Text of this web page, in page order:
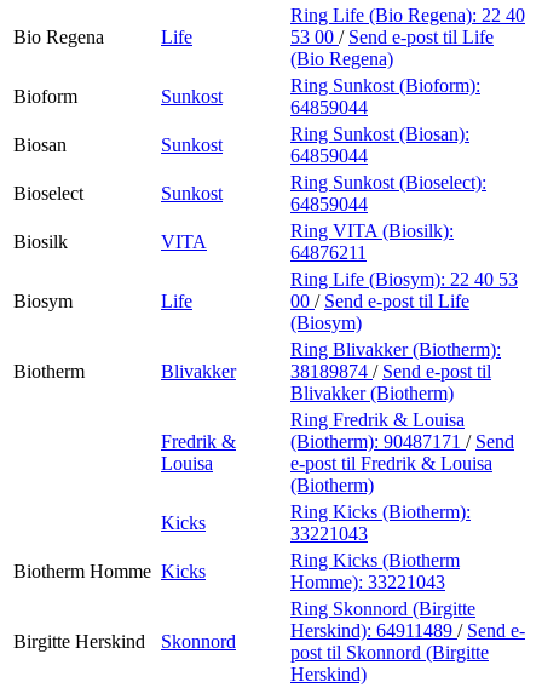
Bio Regena Life
Ring Life (Bio Regena): 22 40
53 00 / Send e-post til Life
(Bio Regena)
Bioform
Sunkost
Ring Sunkost (Bioform):
64859044
Biosan
Sunkost
Ring Sunkost (Biosan):
64859044
Bioselect
Sunkost
Ring Sunkost (Bioselect):
64859044
Biosilk
VITA
Ring VITA (Biosilk):
64876211
Biosym Life
Ring Life (Biosym): 22 40 53
00 / Send e-post til Life
(Biosym)
Biotherm Blivakker
Ring Blivakker (Biotherm):
38189874 / Send e-post til
Blivakker (Biotherm)
Fredrik &
Louisa
Ring Fredrik & Louisa
(Biotherm): 90487171 / Send
e-post til Fredrik & Louisa
(Biotherm)
Kicks
Ring Kicks (Biotherm):
33221043
Biotherm Homme Kicks
Ring Kicks (Biotherm
Homme): 33221043
Birgitte Herskind Skonnord
Ring Skonnord (Birgitte
Herskind): 64911489 / Send e-
post til Skonnord (Birgitte
Herskind)